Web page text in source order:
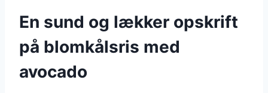
En sund og lækker opskrift
på blomkålsris med
avocado